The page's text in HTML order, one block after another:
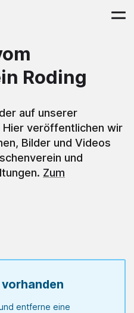
Roding
auf unserer
veröffentlichen wir
Bilder und Videos
und
Zum
entferne eine